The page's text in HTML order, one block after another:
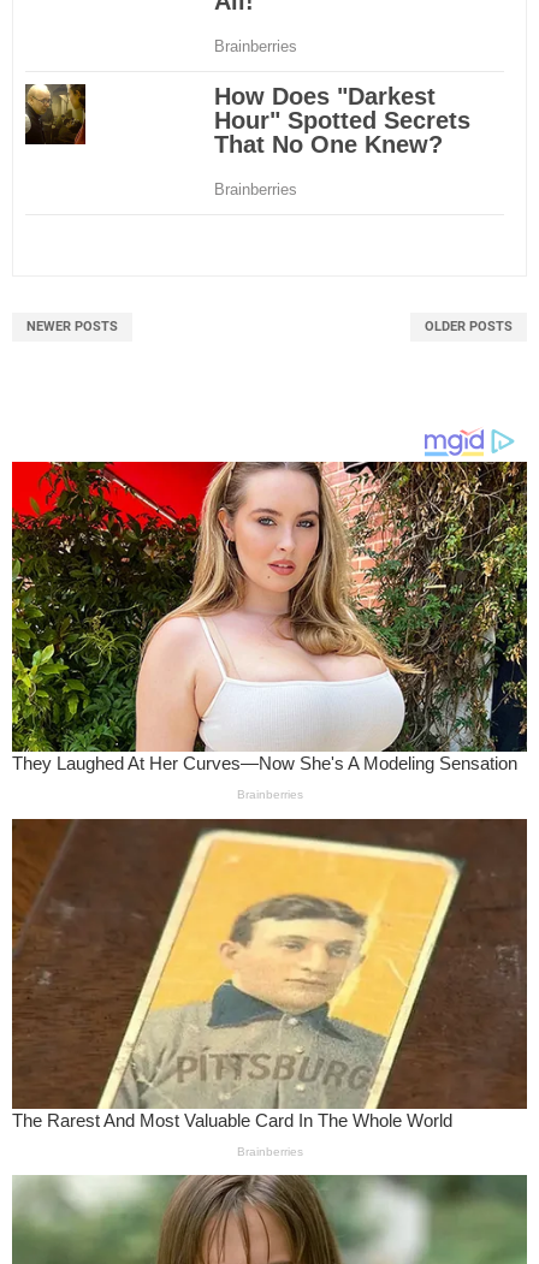
NEWER POSTS OLDER POSTS